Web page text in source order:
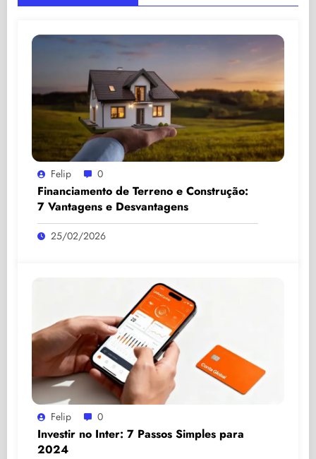
Felip 0
Financiamento de Terreno e Construção:
7 Vantagens e Desvantagens
25/02/2026
Felip 0
Investir no Inter: 7 Passos Simples para
2024